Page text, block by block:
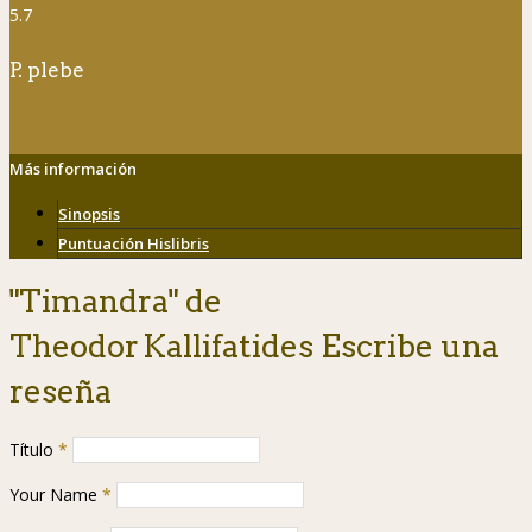
5.7
P. plebe
Más información
Sinopsis
Puntuación Hislibris
"Timandra" de
Theodor Kallifatides Escribe una
reseña
Título *
Your Name *